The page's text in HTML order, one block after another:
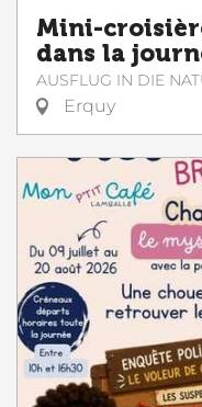
Mini-
dans la
AUSFLUG IN DIE
Erquy